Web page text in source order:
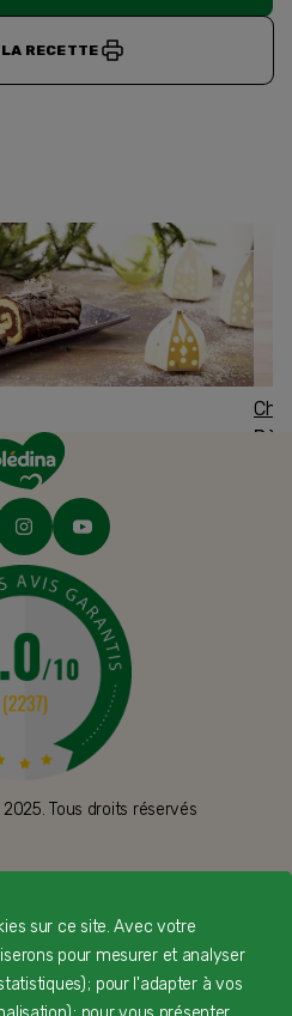
RECETTE
Tous droits réservés
sur ce site. Avec votre
pour mesurer et analyser
; pour l'adapter à vos